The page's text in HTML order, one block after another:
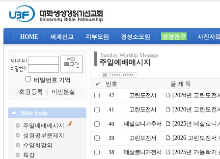
HOME 세계선교 각부모임 경성소모임 성경연구 사진자
비밀번호 기억
회원등록
비번분실
Bible Study
주일예배메시지
성경공부문제지
수양회강의
특강
Sunday Worship Message
주일예배메시지
번호 글 제 목
42 고린도전서 [2026년 고린도전
41 고린도전서 [2026년 고린도전
40 데살로니가후서 [2025년 데살로니
39 고린도전서 [2026 고린도전서
38 데살로니가전서 [2025년 가을학기